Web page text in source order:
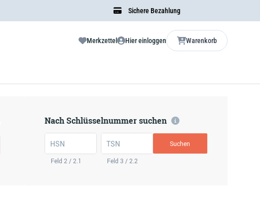
Sichere Bezahlung
Merkzettel Hier einloggen Warenkorb
Nach Schlüsselnummer suchen
HSN
Feld 2 / 2.1
TSN
Feld 3 / 2.2
Suchen